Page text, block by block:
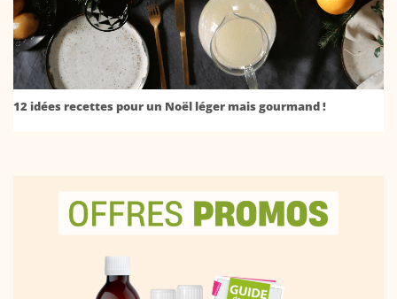
12 idées recettes pour un Noël léger mais gourmand !